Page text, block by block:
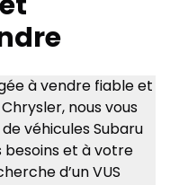
à vendre fiable et
nous vous
véhicules Subaru
besoins et à votre
d’un VUS